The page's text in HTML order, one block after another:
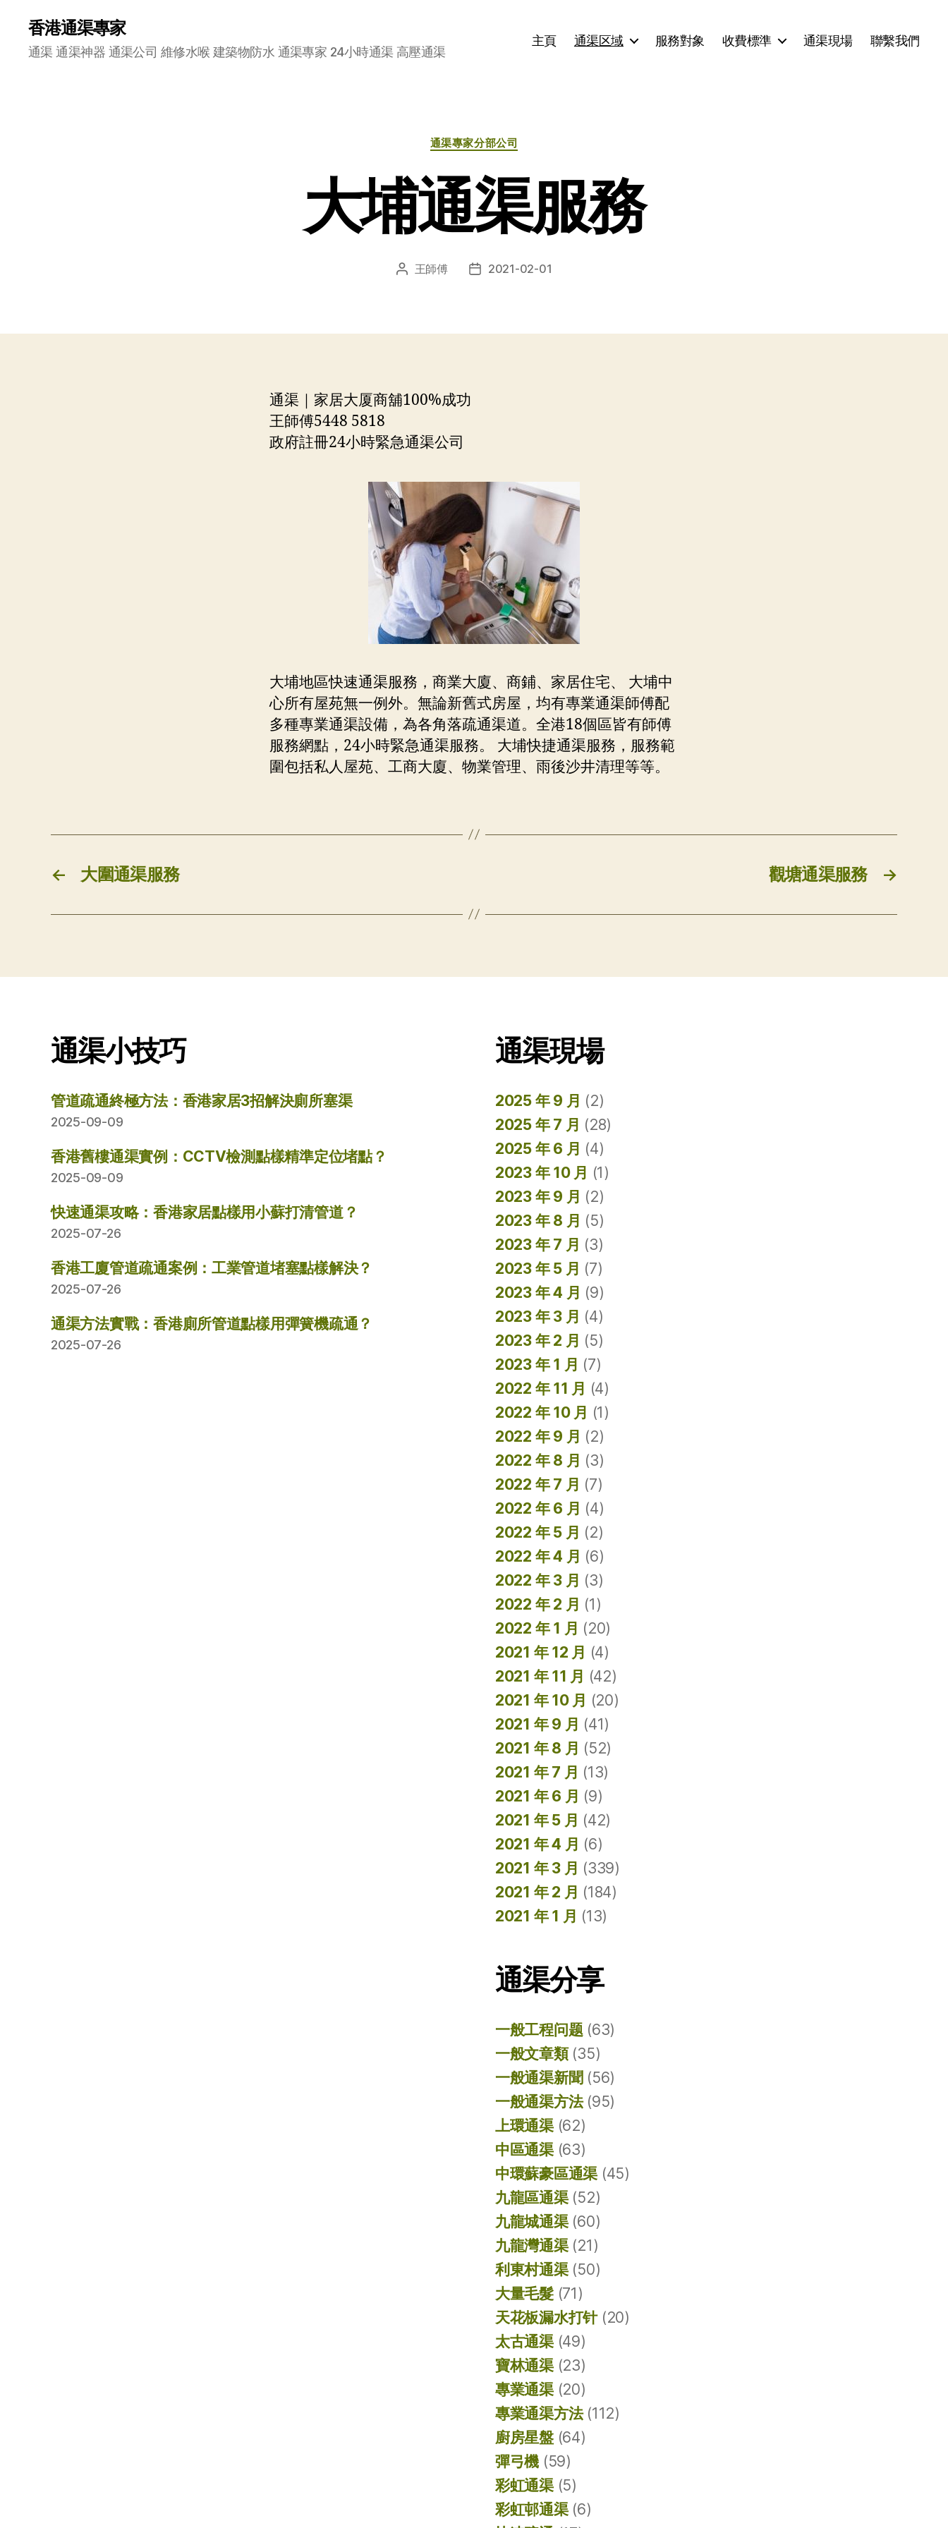
香港通渠專家
通渠 通渠神器 通渠公司 維修水喉 建築物防水 通渠專家 24小時通渠 高壓通渠
主頁 通渠区域 服務對象 收費標準 通渠現場 聯繫我們
分
类
通渠專家分部公司
大埔通渠服務
文 王師傅
发 2021-02-01
通渠｜家居大厦商舖100%成功
王師傅5448 5818
政府註冊24小時緊急通渠公司
大埔地區快速通渠服務，商業大廈、商鋪、家居住宅、 大埔中
心所有屋苑無一例外。無論新舊式房屋，均有專業通渠師傅配
多種專業通渠設備，為各角落疏通渠道。全港18個區皆有師傅
服務網點，24小時緊急通渠服務。 大埔快捷通渠服務，服務範
圍包括私人屋苑、工商大廈、物業管理、雨後沙井清理等等。
← 大圍通渠服務 →
觀塘通渠服務
通渠小技巧
管道疏通終極方法：香港家居3招解決廁所塞渠
2025-09-09
香港舊樓通渠實例：CCTV檢測點樣精準定位堵點？
2025-09-09
快速通渠攻略：香港家居點樣用小蘇打清管道？
2025-07-26
香港工廈管道疏通案例：工業管道堵塞點樣解決？
2025-07-26
通渠方法實戰：香港廁所管道點樣用彈簧機疏通？
2025-07-26
通渠現場
2025 年 9 月 (2)
2025 年 7 月 (28)
2025 年 6 月 (4)
2023 年 10 月 (1)
2023 年 9 月 (2)
2023 年 8 月 (5)
2023 年 7 月 (3)
2023 年 5 月 (7)
2023 年 4 月 (9)
2023 年 3 月 (4)
2023 年 2 月 (5)
2023 年 1 月 (7)
2022 年 11 月 (4)
2022 年 10 月 (1)
2022 年 9 月 (2)
2022 年 8 月 (3)
2022 年 7 月 (7)
2022 年 6 月 (4)
2022 年 5 月 (2)
2022 年 4 月 (6)
2022 年 3 月 (3)
2022 年 2 月 (1)
2022 年 1 月 (20)
2021 年 12 月 (4)
2021 年 11 月 (42)
2021 年 10 月 (20)
2021 年 9 月 (41)
2021 年 8 月 (52)
2021 年 7 月 (13)
2021 年 6 月 (9)
2021 年 5 月 (42)
2021 年 4 月 (6)
2021 年 3 月 (339)
2021 年 2 月 (184)
2021 年 1 月 (13)
通渠分享
一般工程问题(63)
一般文章類(35)
一般通渠新聞 (56)
一般通渠方法(95)
上環通渠(62)
中區通渠(63)
中環蘇豪區通渠 (45)
九龍區通渠(52)
九龍城通渠(60)
九龍灣通渠(21)
利東村通渠(50)
大量毛髮(71)
天花板漏水打针(20)
太古通渠(49)
寶林通渠(23)
專業通渠(20)
專業通渠方法(112)
廚房星盤(64)
彈弓機 (59)
彩虹通渠(5)
彩虹邨通渠(6)